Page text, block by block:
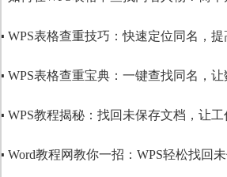
▪ WPS表格查重技巧：快速定位同名，
▪ WPS表格查重宝典：一键查找同名，
▪ WPS教程揭秘：找回未保存文档，让工
▪ Word教程网教你一招：WPS轻松找回